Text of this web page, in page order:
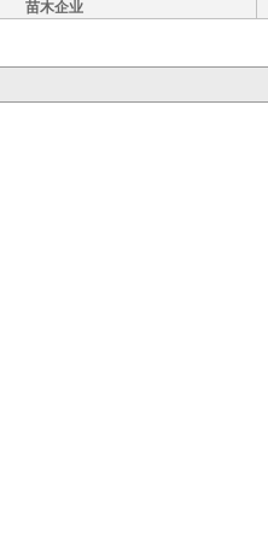
苗木企业